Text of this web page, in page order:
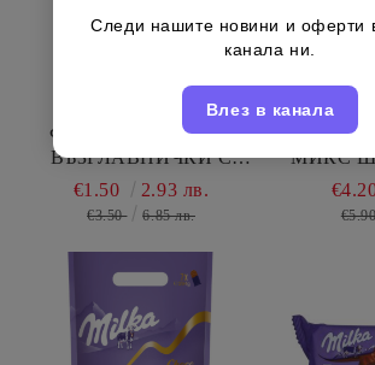
ФЛЕЙКС ЗЪРНЕНИ
ВЪЗГЛАВНИЧКИ С
ПЪЛНЕЖ ОТ ШОКОЛАД
И КАКАКОВ
ГР
€1.50 2.93 лв.
€3.50 6.85 лв.
ТУИСТ
МИКС
Следи нашите новини и оферти
канала ни.
Влез в канала